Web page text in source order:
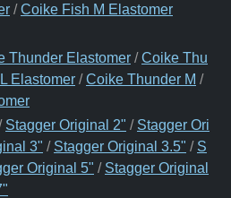
/Coike Fish M Elastomer
Thunder Elastomer /Coike Thu
Elastomer /Coike Thunder M /
Stagger Original 2" / Stagger Ori
3" / Stagger Original 3.5" / S
Original 5" / Stagger Original